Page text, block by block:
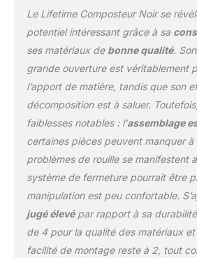
Le Lifetime Composteur Noir se
potentiel intéressant grâce à sa
ses matériaux de bonne qualité.
grande ouverture est véritablement
l’apport de matière, tandis que son
décomposition est à saluer.
faiblesses notables : l’assemblage
certaines pièces peuvent manquer à
problèmes de rouille se manifestent
système de fermeture pourrait être
manipulation est peu confortable.
jugé élevépar rapport à sa
de 4 pour la qualité des matériaux
facilité de montage reste à 2, tout